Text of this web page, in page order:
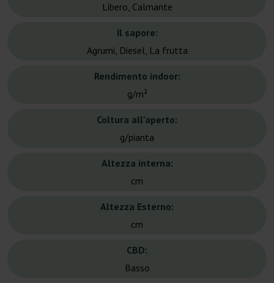
Libero, Calmante
Il sapore:
Agrumi, Diesel, La frutta
Rendimento indoor:
g/m²
Coltura all'aperto:
g/pianta
Altezza interna:
cm
Altezza Esterno:
cm
CBD:
Basso